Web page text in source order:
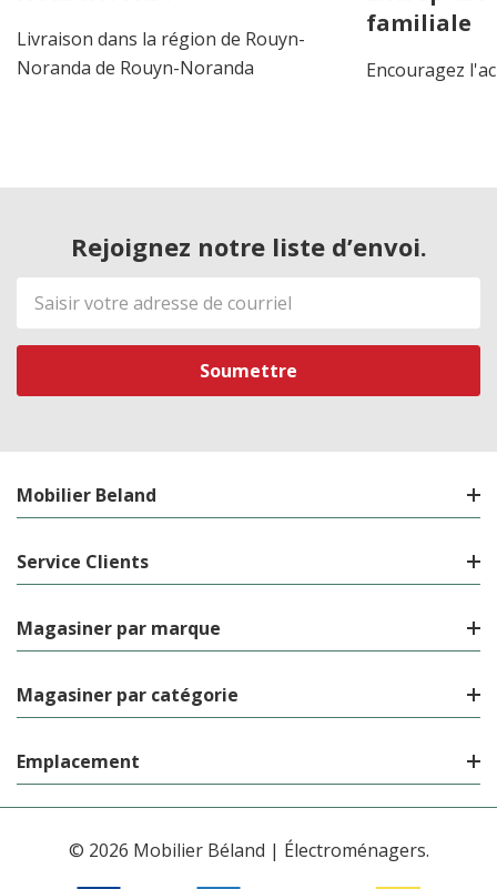
Livraison dans la région de Rouyn-
Noranda de Rouyn-Noranda
familiale
Encouragez
Rejoignez notre liste d’envoi.
Adresse
de
courriel
Mobilier Beland
Service Clients
Magasiner par marque
Magasiner par catégorie
Emplacement
© 2026 Mobilier Béland | Électroménagers.